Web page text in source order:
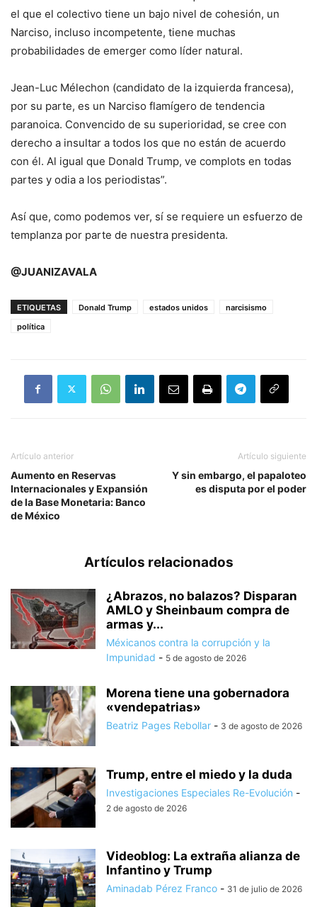
el que el colectivo tiene un bajo nivel de cohesión, un
Narciso, incluso incompetente, tiene muchas
probabilidades de emerger como líder natural.
Jean-Luc Mélechon (candidato de la izquierda francesa),
por su parte, es un Narciso flamígero de tendencia
paranoica. Convencido de su superioridad, se cree con
derecho a insultar a todos los que no están de acuerdo
con él. Al igual que Donald Trump, ve complots en todas
partes y odia a los periodistas”.
Así que, como podemos ver, sí se requiere un esfuerzo de
templanza por parte de nuestra presidenta.
@JUANIZAVALA
ETIQUETAS Donald Trump estados unidos
narcisismo
política
Artículo anterior
Aumento en Reservas
Internacionales y Expansión
de la Base Monetaria: Banco
de México
Artículo siguiente
Y sin embargo, el papaloteo
es disputa por el poder
Artículos relacionados
¿Abrazos, no balazos? Disparan
AMLO y Sheinbaum compra de
armas y...
Méxicanos contra la corrupción y la
Impunidad - 5 de agosto de 2026
Morena tiene una gobernadora
«vendepatrias»
Beatriz Pages Rebollar - 3 de agosto de 2026
Trump, entre el miedo y la duda
Investigaciones Especiales Re-Evolución -
2 de agosto de 2026
Videoblog: La extraña alianza de
Infantino y Trump
Aminadab Pérez Franco - 31 de julio de 2026